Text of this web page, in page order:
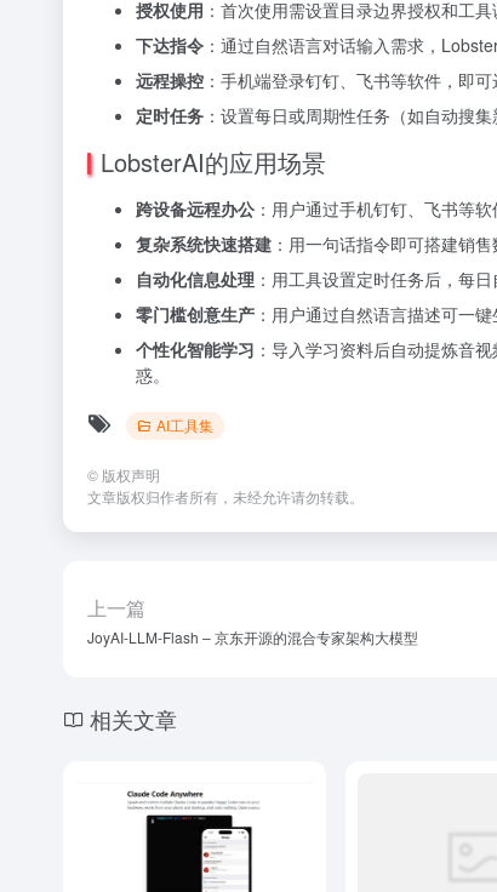
授权使用 ：首次使用需设置目录边界授权和工
下达指令 ：通过自然语言对话输入需求，
远程操控 ：手机端登录钉钉、飞书等软件，即
定时任务 ：设置每日或周期性任务（如自动搜
LobsterAI的应用场景
跨设备远程办公 ：用户通过手机钉钉、飞书等
复杂系统快速搭建 ：用一句话指令即可搭建销
自动化信息处理 ：用工具设置定时任务后，每
零门槛创意生产 ：用户通过自然语言描述可一
个性化智能学习 ：导入学习资料后自动提炼音
惑。
AI工具集
© 版权声明
文章版权归作者所有，未经允许请勿转载。
上一篇
JoyAI-LLM-Flash – 京东开源的混合专家架构大模型
相关文章